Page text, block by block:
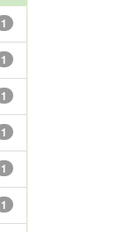
1
1
1
1
1
1